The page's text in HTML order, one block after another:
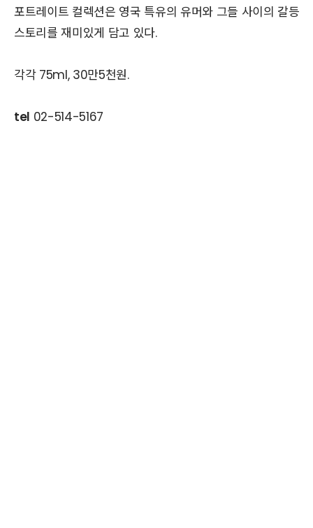
포트레이트 컬렉션은 영국 특유의 유머와 그들 사이의 갈등
스토리를 재미있게 담고 있다.
각각 75ml, 30만5천원.
tel 02-514-5167